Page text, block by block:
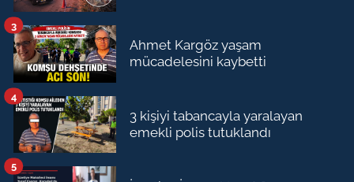
Ahmet Kargöz yaşam
mücadelesini kaybetti
3
3 kişiyi tabancayla yaralayan
emekli polis tutuklandı
4
5